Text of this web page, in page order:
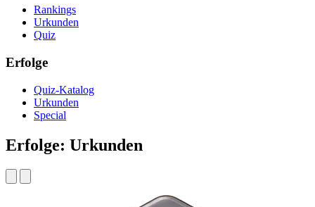
Rankings
Urkunden
Quiz
Erfolge
Quiz-Katalog
Urkunden
Special
Erfolge: Urkunden